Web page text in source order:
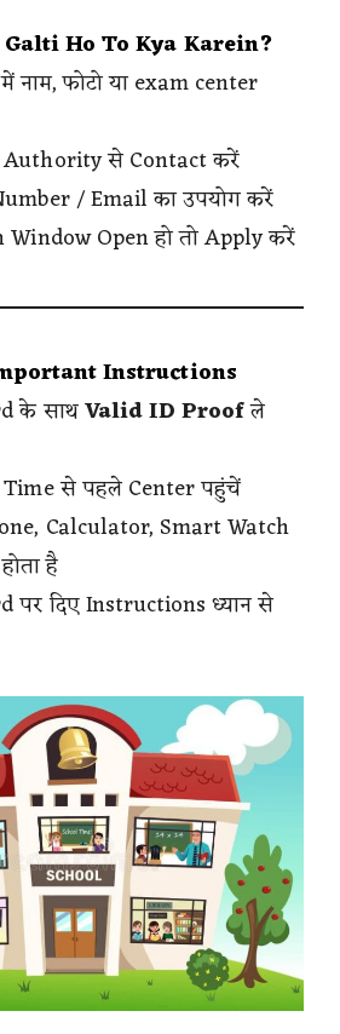
Ho To Kya Karein?
फोटो या exam center
Authority से Contact करें
/ Email का उपयोग करें
Open हो तो Apply करें
Instructions
के साथValid ID Proofले
से पहले Center पहुंचें
Calculator, Smart Watch
है
पर दिए Instructions ध्यान से